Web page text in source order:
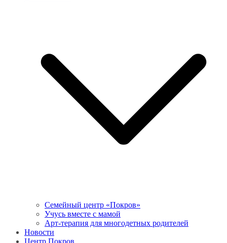
Семейный центр «Покров»
Учусь вместе с мамой
Арт-терапия для многодетных родителей
Новости
Центр Покров